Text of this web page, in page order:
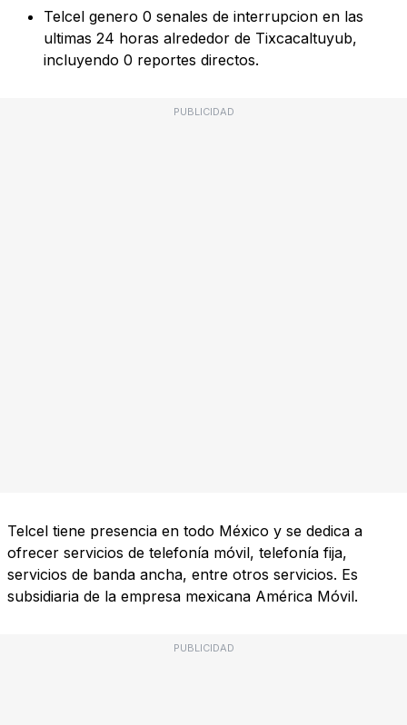
Telcel genero 0 senales de interrupcion en las
ultimas 24 horas alrededor de Tixcacaltuyub,
incluyendo 0 reportes directos.
PUBLICIDAD
Telcel tiene presencia en todo México y se dedica a
ofrecer servicios de telefonía móvil, telefonía fija,
servicios de banda ancha, entre otros servicios. Es
subsidiaria de la empresa mexicana América Móvil.
PUBLICIDAD